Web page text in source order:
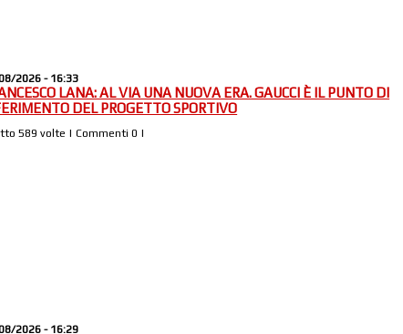
2026 - 16:33
LANA: AL VIA UNA NUOVA ERA. GAUCCI È IL PUNTO DI
DEL PROGETTO SPORTIVO
589 volte | Commenti 0 |
2026 - 16:29